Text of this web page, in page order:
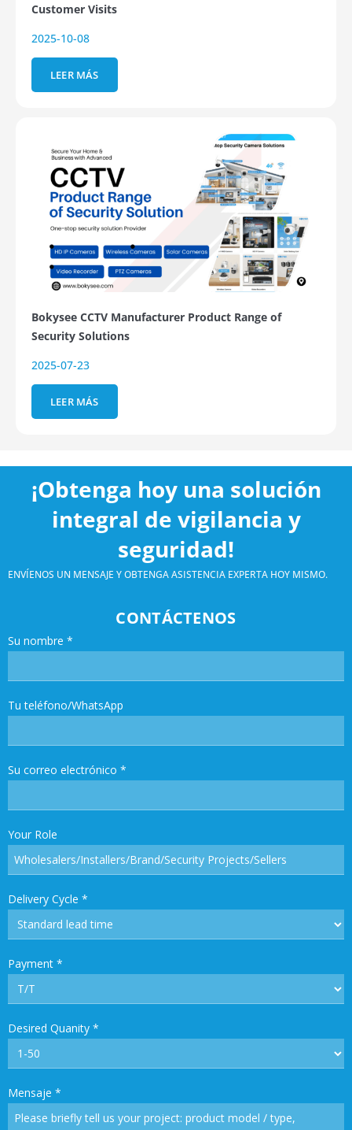
Customer Visits
2025-10-08
LEER MÁS
Bokysee CCTV Manufacturer Product Range of
Security Solutions
2025-07-23
LEER MÁS
¡Obtenga hoy una solución
integral de vigilancia y
seguridad!
ENVÍENOS UN MENSAJE Y OBTENGA ASISTENCIA EXPERTA HOY MISMO.
CONTÁCTENOS
Su nombre *
Tu teléfono/WhatsApp
Su correo electrónico *
Your Role
Delivery Cycle *
Payment *
Desired Quanity *
Mensaje *